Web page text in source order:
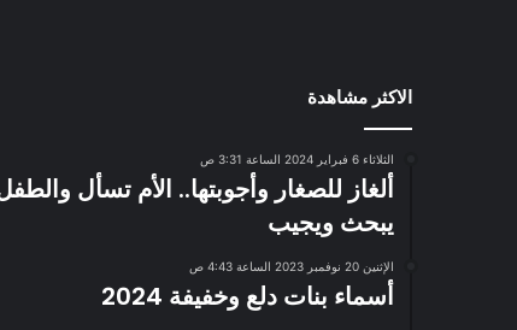
الاكثر مشاهدة
الثلاثاء 6 فبراير 2024 الساعة 3:31 ص
ألغاز للصغار وأجوبتها.. الأم تسأل
يبحث ويجيب
الإثنين 20 نوفمبر 2023 الساعة 4:43 ص
أسماء بنات دلع وخفيفة 2024